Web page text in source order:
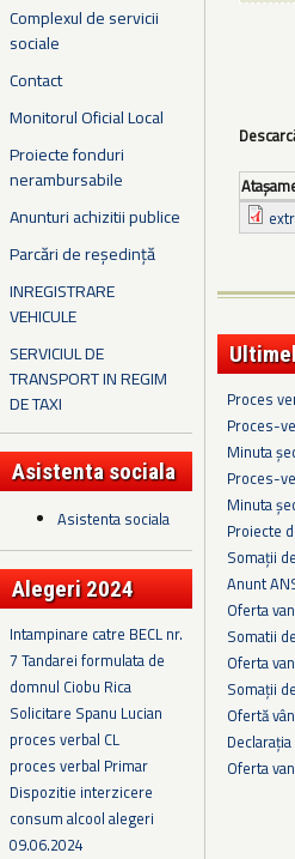
Complexul de servicii
sociale
Contact
Monitorul Oficial Local
Proiecte fonduri
nerambursabile
Anunturi achizitii publice
Parcări de reședință
INREGISTRARE
VEHICULE
SERVICIUL DE
TRANSPORT IN REGIM
DE TAXI
Asistenta sociala
Asistenta sociala
Alegeri 2024
Intampinare catre BECL nr.
7 Tandarei formulata de
domnul Ciobu Rica
Solicitare Spanu Lucian
proces verbal CL
proces verbal Primar
Dispozitie interzicere
consum alcool alegeri
09.06.2024
Proces
Proces-
Minuta
Proces-
Minuta
Proiecte
Somaţii
Anunt
Oferta
Somatii
Oferta
Somații
Ofertă
Oferta